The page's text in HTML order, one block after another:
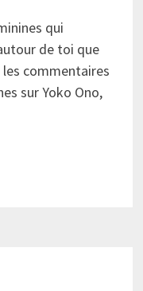
qui
de toi que
commentaires
sur Yoko Ono,